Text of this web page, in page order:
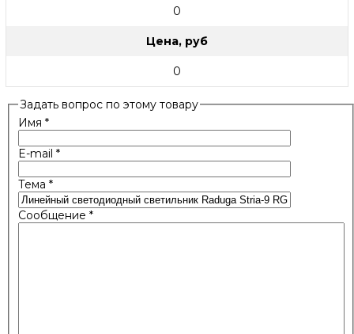
0
Цена, руб
0
Задать вопрос по этому товару
Имя *
E-mail *
Тема *
Сообщение *